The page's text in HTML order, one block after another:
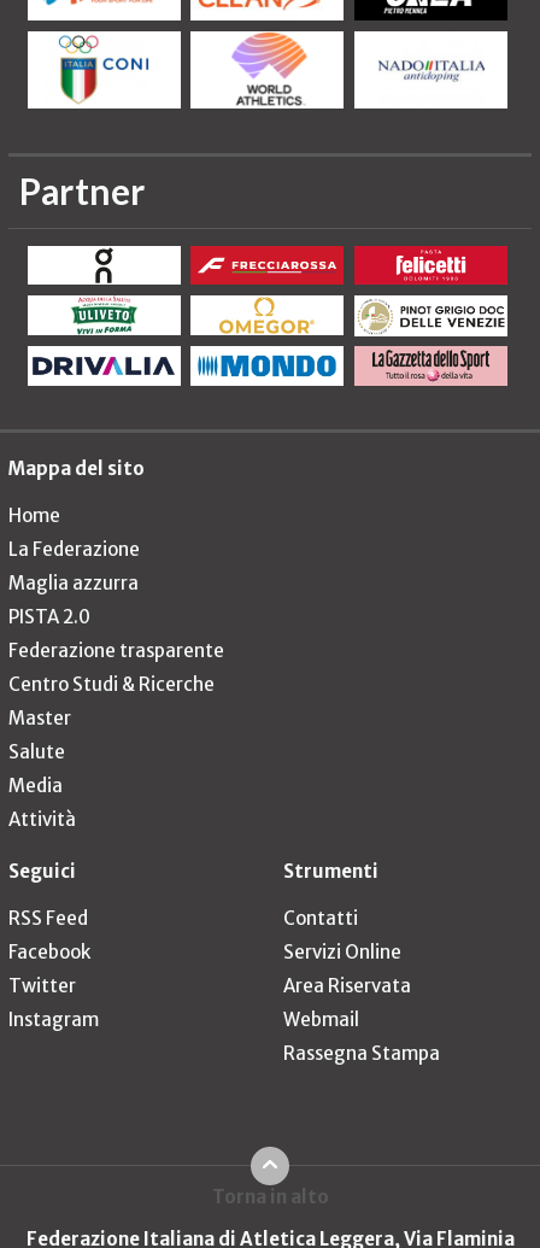
Partner
Mappa del sito
Home
La Federazione
Maglia azzurra
PISTA 2.0
Federazione trasparente
Centro Studi & Ricerche
Master
Salute
Media
Attività
Seguici
RSS Feed
Facebook
Twitter
Instagram
Strumenti
Contatti
Servizi Online
Area Riservata
Webmail
Rassegna Stampa
Torna in alto
Federazione Italiana di Atletica Leggera, Via Flaminia